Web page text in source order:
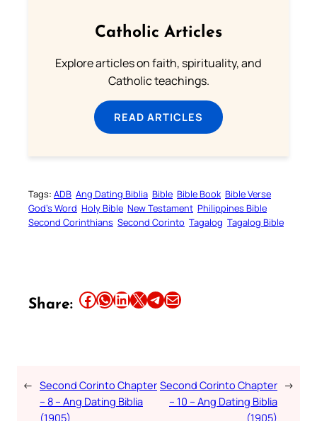
Catholic Articles
Explore articles on faith, spirituality, and
Catholic teachings.
READ ARTICLES
Tags: ADB Ang Dating Biblia Bible Bible Book Bible Verse
God’s Word Holy Bible New Testament Philippines Bible
Second Corinthians Second Corinto Tagalog Tagalog Bible
Share: Share this article on Facebook Share this article on WhatsApp Share this article on LinkedIn Share this article on X Share this article on TelegramEmail this Article
← Second Corinto Chapter
– 8 – Ang Dating Biblia
(1905)
Second Corinto Chapter
– 10 – Ang Dating Biblia
(1905)
→